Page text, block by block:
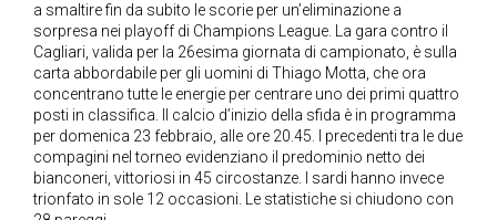
a smaltire fin da subito le scorie per un’eliminazione a
sorpresa nei playoff di Champions League. La gara contro il
Cagliari, valida per la 26esima giornata di campionato, è sulla
carta abbordabile per gli uomini di Thiago Motta, che ora
concentrano tutte le energie per centrare uno dei primi quattro
posti in classifica. Il calcio d’inizio della sfida è in programma
per domenica 23 febbraio, alle ore 20.45. I precedenti tra le due
compagini nel torneo evidenziano il predominio netto dei
bianconeri, vittoriosi in 45 circostanze. I sardi hanno invece
trionfato in sole 12 occasioni. Le statistiche si chiudono con